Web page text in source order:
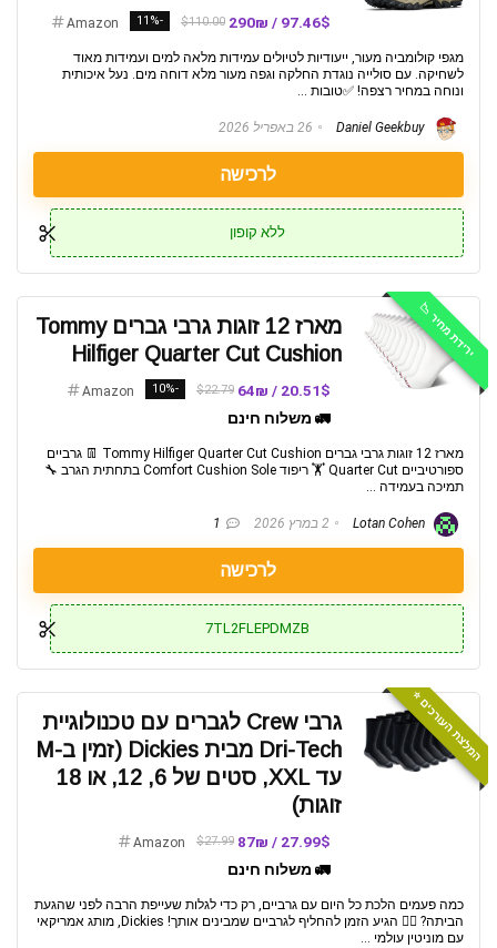
97.46$ / 290₪
$110.00
-11%
Amazon
מגפי קולומביה מעור, ייעודיות לטיולים עמידות מלאה למים ועמידות מאוד
לשחיקה. עם סולייה נוגדת החלקה וגפה מעור מלא דוחה מים. נעל איכותית
ונוחה במחיר רצפה! ✅טובות ...
26 באפריל 2026
לרכישה
ללא קופון
ירידת מחיר 📉
מארז 12 זוגות גרבי גברים Tommy
Hilfiger Quarter Cut Cushion
20.51$ / 64₪
$22.79
-10%
Amazon
🚛 משלוח חינם
מארז 12 זוגות גרבי גברים Tommy Hilfiger Quarter Cut Cushion 👖 גרביים
ספורטיביים Quarter Cut 🏋️ ריפוד Comfort Cushion Sole בתחתית הגרב 🔧
תמיכה בעמידה ...
2 במרץ 2026 1
לרכישה
7TL2FLEPDMZB
המלצת העורכים ⭐️
גרבי Crew לגברים עם טכנולוגיית
Dri-Tech מבית Dickies (זמין ב-M
עד XXL, סטים של 6, 12, או 18
זוגות)
27.99$ / 87₪
$27.99
Amazon
🚛 משלוח חינם
כמה פעמים הלכת כל היום עם גרביים, רק כדי לגלות שעייפת הרבה לפני שהגעת
הביתה? 🤦‍♂️ הגיע הזמן להחליף לגרביים שמבינים אותך! Dickies, מותג אמריקאי
עם מוניטין עולמי ...